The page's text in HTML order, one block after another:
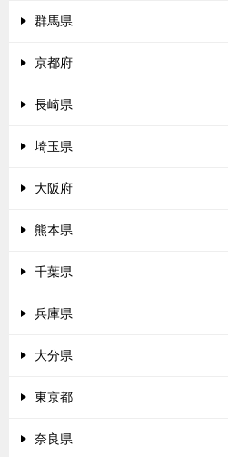
群馬県
京都府
長崎県
埼玉県
大阪府
熊本県
千葉県
兵庫県
大分県
東京都
奈良県